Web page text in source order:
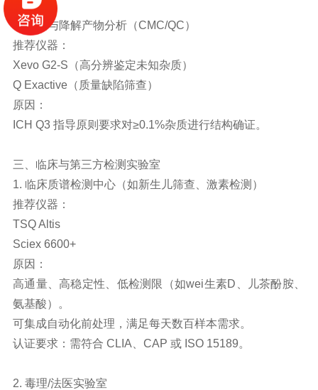
3. 杂质与降解产物分析（CMC/QC）
推荐仪器：
Xevo G2-S（高分辨鉴定未知杂质）
Q Exactive（质量缺陷筛查）
原因：
ICH Q3 指导原则要求对≥0.1%杂质进行结构确证。
三、临床与第三方检测实验室
1. 临床质谱检测中心（如新生儿筛查、激素检测）
推荐仪器：
TSQ Altis
Sciex 6600+
原因：
高通量、高稳定性、低检测限（如wei生素D、儿茶酚胺、
氨基酸）。
可集成自动化前处理，满足每天数百样本需求。
认证要求：需符合 CLIA、CAP 或 ISO 15189。
2. 毒理/法医实验室